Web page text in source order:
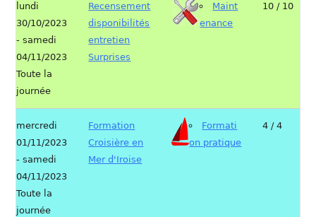
lundi
30/10/2023
- samedi
04/11/2023
Toute la
journée
Recensement
disponibilités
entretien
Surprises
Maint
enance
10 / 10
mercredi
01/11/2023
- samedi
04/11/2023
Toute la
journée
Formation
Croisière en
Mer d'Iroise
Formati
on pratique
4 / 4